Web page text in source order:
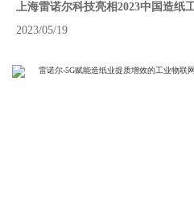
上海雷诺尔科技亮相2023中国造纸
2023/05/19